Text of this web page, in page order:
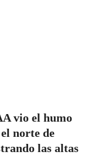
vio el humo
norte de
las altas